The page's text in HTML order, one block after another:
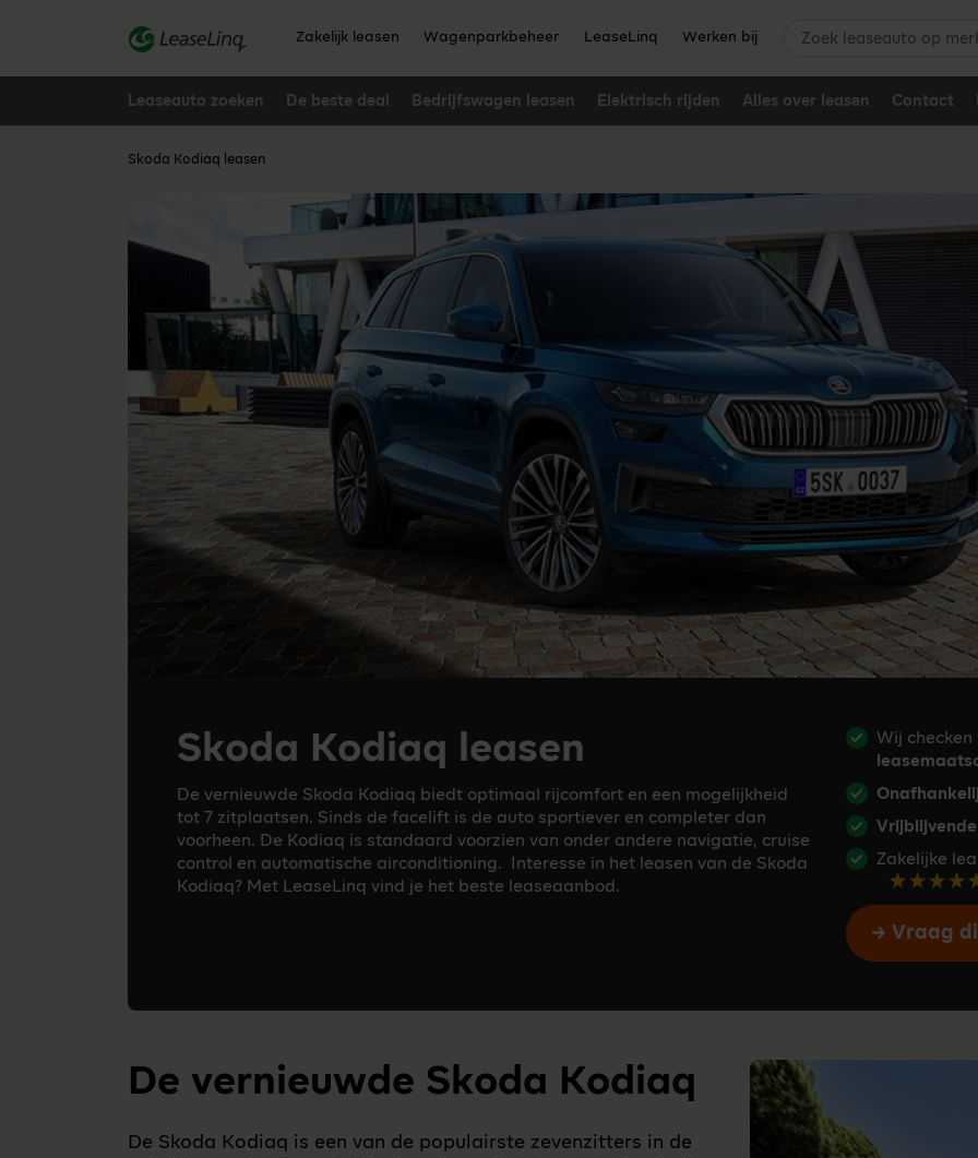
Zakelijk leasen Wagenparkbeheer LeaseLinq Werken bij
Leaseauto zoeken De beste deal Bedrijfswagen leasen Elektrisch rijden Alles over leasen Contact
Zoek leaseauto op
Skoda Kodiaq leasen
Skoda Kodiaq leasen
De vernieuwde Skoda Kodiaq biedt optimaal rijcomfort en een mogelijkheid
tot 7 zitplaatsen. Sinds de facelift is de auto sportiever en completer dan
voorheen. De Kodiaq is standaard voorzien van onder andere navigatie, cruise
control en automatische airconditioning. Interesse in het leasen van de Skoda
Kodiaq? Met LeaseLinq vind je het beste leaseaanbod.
Wij
Zakelijke
Vraag
De vernieuwde Skoda Kodiaq
De Skoda Kodiaq is een van de populairste zevenzitters in de